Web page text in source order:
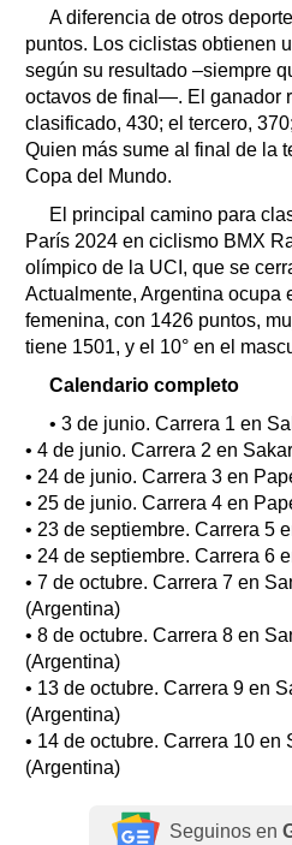
A diferencia de otros
puntos. Los ciclistas obtienen
según su resultado –siempre
octavos de final—. El ganador
clasificado, 430; el tercero,
Quien más sume al final de la
Copa del Mundo.
El principal camino para
París 2024 en ciclismo BMX
olímpico de la UCI, que se
Actualmente, Argentina ocupa
femenina, con 1426 puntos,
tiene 1501, y el 10° en el
Calendario completo
• 3 de junio. Carrera 1 en
• 4 de junio. Carrera 2 en
• 24 de junio. Carrera 3 en
• 25 de junio. Carrera 4 en
• 23 de septiembre. Carrera 5
• 24 de septiembre. Carrera 6
• 7 de octubre. Carrera 7 en
(Argentina)
• 8 de octubre. Carrera 8 en
(Argentina)
• 13 de octubre. Carrera 9 en
(Argentina)
• 14 de octubre. Carrera 10 en
(Argentina)
Seguinos en